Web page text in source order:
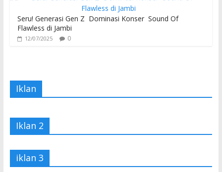
Seru! Generasi Gen Z Dominasi Konser Sound Of
Flawless di Jambi
12/07/2025 0
Iklan
Iklan 2
iklan 3